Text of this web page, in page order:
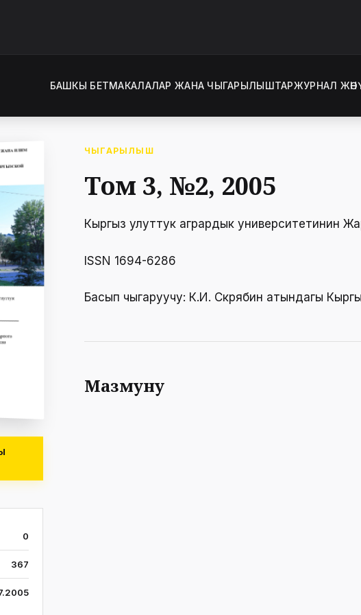
БАШКЫ БЕТМАКАЛАЛАР ЖАНА ЧЫГАРЫЛЫШТАРЖУРНАЛ
0
367
ЧЫГАРЫЛЫШ
Том 3, №2, 2005
Кыргыз улуттук агрардык университетинин
ISSN 1694-6286
Басып чыгаруучу: К.И. Скрябин атындагы
Мазмуну